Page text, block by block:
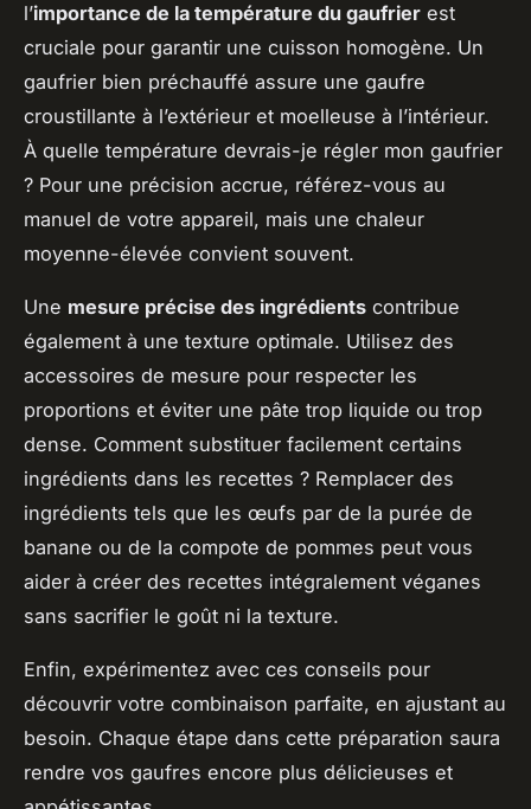
l’importance de la température du gaufrier est
cruciale pour garantir une cuisson homogène. Un
gaufrier bien préchauffé assure une gaufre
croustillante à l’extérieur et moelleuse à l’intérieur.
À quelle température devrais-je régler mon gaufrier
? Pour une précision accrue, référez-vous au
manuel de votre appareil, mais une chaleur
moyenne-élevée convient souvent.
Une mesure précise des ingrédients contribue
également à une texture optimale. Utilisez des
accessoires de mesure pour respecter les
proportions et éviter une pâte trop liquide ou trop
dense. Comment substituer facilement certains
ingrédients dans les recettes ? Remplacer des
ingrédients tels que les œufs par de la purée de
banane ou de la compote de pommes peut vous
aider à créer des recettes intégralement véganes
sans sacrifier le goût ni la texture.
Enfin, expérimentez avec ces conseils pour
découvrir votre combinaison parfaite, en ajustant au
besoin. Chaque étape dans cette préparation saura
rendre vos gaufres encore plus délicieuses et